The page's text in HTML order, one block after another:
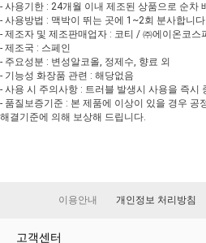
- 사용기한 : 24개월 이내 제조된 상품으로 순차
- 사용방법 : 맥박이 뛰는 곳에 1~2회 분사합니
- 제조자 및 제조판매업자 : 코티 / ㈜에이온코스
- 제조국 : 스페인
- 주요성분 : 변성알코올, 정제수, 향료 외
- 기능성 화장품 관련 : 해당없음
- 사용 시 주의사항 : 트러블 발생시 사용을 즉시
- 품질보증기준 : 본 제품에 이상이 있을 경우 공
해결기준에 의해 보상해 드립니다.
이용안내 개인정보 처리방침
고객센터